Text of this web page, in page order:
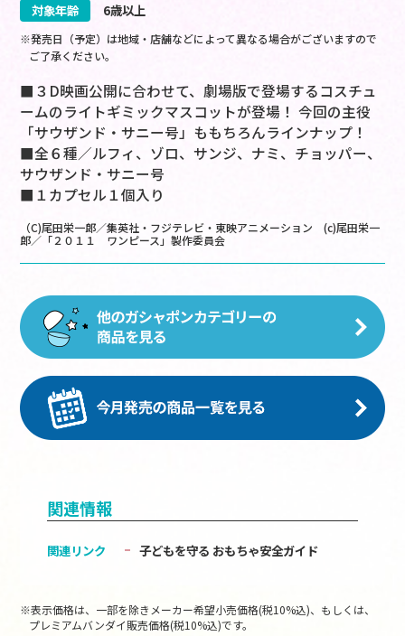
対象年齢
6歳以上
※発売日（予定）は地域・店舗などによって異なる場合がございますので
ご了承ください。
■３D映画公開に合わせて、劇場版で登場するコスチュ
ームのライトギミックマスコットが登場！ 今回の主役
「サウザンド・サニー号」ももちろんラインナップ！
■全６種／ルフィ、ゾロ、サンジ、ナミ、チョッパー、
サウザンド・サニー号
■１カプセル１個入り
（C)尾田栄一郎／集英社・フジテレビ・東映アニメーション (c)尾田栄一
郎／「２０１１ ワンピース」製作委員会
関連情報
関連リンク 子どもを守る おもちゃ安全ガイド
※表示価格は、一部を除きメーカー希望小売価格(税10%込)、もしくは、
プレミアムバンダイ販売価格(税10%込)です。